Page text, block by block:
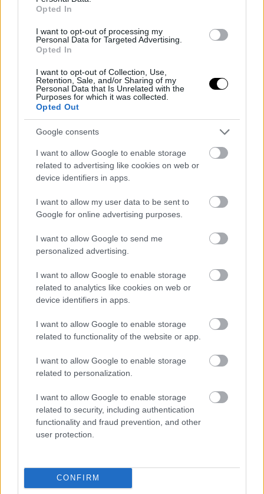
Opted In
I want to opt-out of processing my
Personal Data for Targeted Advertising.
Opted In
I want to opt-out of Collection, Use,
Retention, Sale, and/or Sharing of my
Personal Data that Is Unrelated with the
Purposes for which it was collected.
Opted Out
Google consents
I want to allow Google to enable storage
related to advertising like cookies on web or
device identifiers in apps.
I want to allow my user data to be sent to
Google for online advertising purposes.
I want to allow Google to send me
personalized advertising.
I want to allow Google to enable storage
related to analytics like cookies on web or
device identifiers in apps.
I want to allow Google to enable storage
related to functionality of the website or app.
I want to allow Google to enable storage
related to personalization.
I want to allow Google to enable storage
related to security, including authentication
functionality and fraud prevention, and other
user protection.
CONFIRM
Gran Turismo 7: ξεκινούν
Fast and Furious
παρακολουθείς, παίξε!
Galaxy Fold: υπάρχει πια
έκδοσης 1.0;
ΣΗΜΕΡΑ
Ελληνική αγορά streaming: η παρούσα
εικόνα
ΣΤΟ ΠΡΟΣΚΗΝΙΟ